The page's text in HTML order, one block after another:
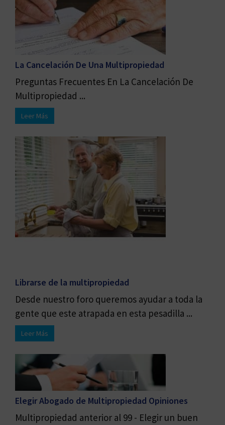
La Cancelación De Una Multipropiedad
Preguntas Frecuentes En La Cancelación De
Multipropiedad ...
Leer Más
Librarse de la multipropiedad
Desde nuestro foro queremos ayudar a toda la
gente que este atrapada en esta pesadilla ...
Leer Más
Elegir Abogado de Multipropiedad Opiniones
Multipropiedad anterior al 99 - Elegir un buen